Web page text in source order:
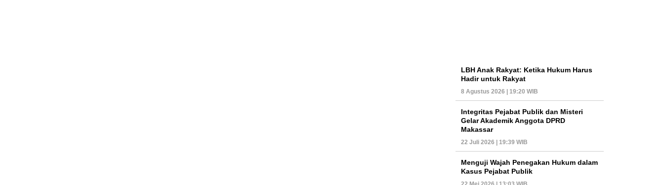
LBH Anak Rakyat: Ketika Hukum Harus
Hadir untuk Rakyat
8 Agustus 2026 | 19:20 WIB
Integritas Pejabat Publik dan Misteri
Gelar Akademik Anggota DPRD
Makassar
22 Juli 2026 | 19:39 WIB
Menguji Wajah Penegakan Hukum dalam
Kasus Pejabat Publik